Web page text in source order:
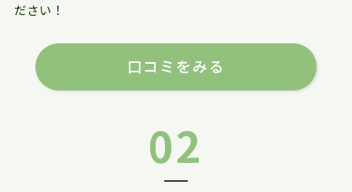
ださい！
口コミをみる
02